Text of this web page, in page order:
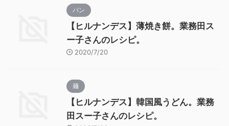
パン
【ヒルナンデス】薄焼き餅。業務田ス
ー子さんのレシピ。
2020/7/20
麺
【ヒルナンデス】韓国風うどん。業務
田スー子さんのレシピ。